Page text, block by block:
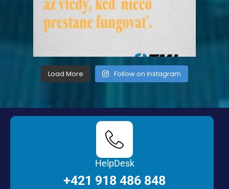
Load More Follow on Instagram
HelpDesk
+421 918 486 848